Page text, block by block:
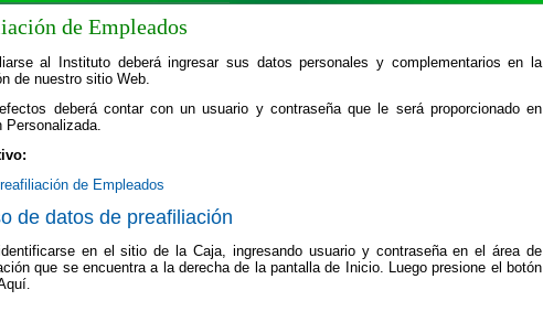
de Empleados
al Instituto deberá ingresar sus datos personales y complementarios en la
de nuestro sitio Web.
deberá contar con un usuario y contraseña que le será proporcionado en
Personalizada.
de Empleados
de datos de preafiliación
en el sitio de la Caja, ingresando usuario y contraseña en el área de
que se encuentra a la derecha de la pantalla de Inicio. Luego presione el botón
.